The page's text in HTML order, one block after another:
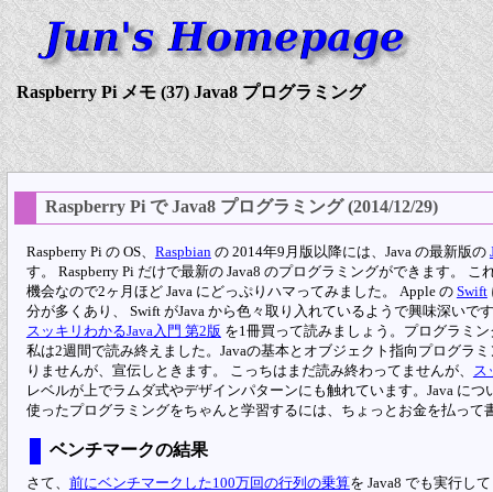
Raspberry Pi メモ (37) Java8 プログラミング
Raspberry Pi で Java8 プログラミング (2014/12/29)
Raspberry Pi の OS、 Raspbian の 2014年9月版以降には、Java の最新版の
す。 Raspberry Pi だけで最新の Java8 のプログラミングができます。
機会なので2ヶ月ほど Java にどっぷりハマってみました。 Apple の Swift
分が多くあり、 Swift がJava から色々取り入れているようで興味深いで
スッキリわかるJava入門 第2版 を1冊買って読みましょう。プログラミ
私は2週間で読み終えました。Javaの基本とオブジェクト指向プログラ
りませんが、宣伝しときます。 こっちはまだ読み終わってませんが、
ス
レベルが上でラムダ式やデザインパターンにも触れています。Java に
使ったプログラミングをちゃんと学習するには、ちょっとお金を払って
ベンチマークの結果
さて、 前にベンチマークした100万回の行列の乗算を Java8 でも実行し